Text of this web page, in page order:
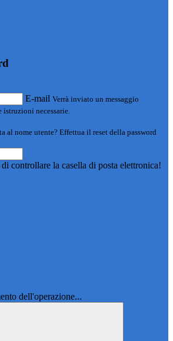
E-mail Verrà inviato un messaggio
necessarie.
al nome utente? Effettua il reset della password
controllare la casella di posta elettronica!
dell'operazione...